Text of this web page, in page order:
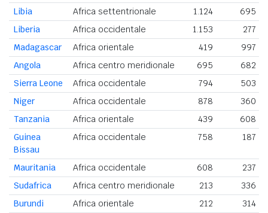
Libia
Africa settentrionale 1.124
695
Liberia
Africa occidentale 1.153
277
Madagascar
Africa orientale 419
997
Angola
Africa centro meridionale 695
682
Sierra Leone
Africa occidentale 794
503
Niger
Africa occidentale 878
360
Tanzania
Africa orientale 439
608
Guinea
Bissau
Africa occidentale 758 187
Mauritania Africa occidentale 608
237
Sudafrica
Africa centro meridionale 213
336
Burundi
Africa orientale 212
314